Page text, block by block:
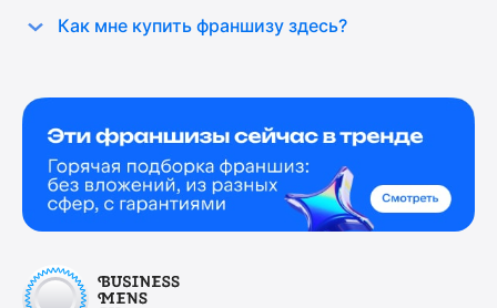
Как мне купить франшизу здесь?